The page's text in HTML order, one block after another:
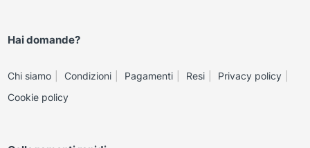
Hai domande?
Chi siamo Condizioni Pagamenti Resi
Privacy policy
Cookie policy